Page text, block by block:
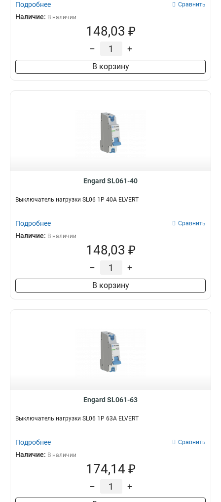
Подробнее Сравнить
Наличие: В наличии
148,03 ₽
– +
В корзину
Engard SL061-40
Выключатель нагрузки SL06 1Р 40А ELVERT
Подробнее Сравнить
Наличие: В наличии
148,03 ₽
– +
В корзину
Engard SL061-63
Выключатель нагрузки SL06 1Р 63А ELVERT
Подробнее Сравнить
Наличие: В наличии
174,14 ₽
– +